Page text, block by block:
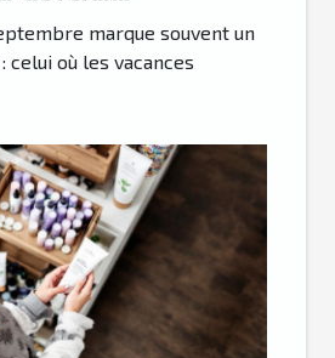
?
marque souvent un
celui où les vacances